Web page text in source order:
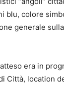
blu, colore
generale
era in
Città, location